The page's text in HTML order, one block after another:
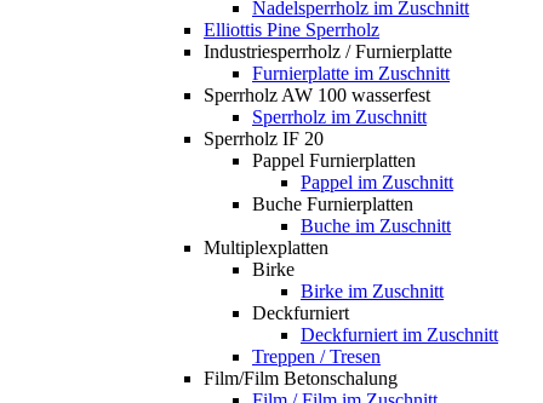
Nadelsperrholz im Zuschnitt
Elliottis Pine Sperrholz
Industriesperrholz / Furnierplatte
Furnierplatte im Zuschnitt
Sperrholz AW 100 wasserfest
Sperrholz im Zuschnitt
Sperrholz IF 20
Pappel Furnierplatten
Pappel im Zuschnitt
Buche Furnierplatten
Buche im Zuschnitt
Multiplexplatten
Birke
Birke im Zuschnitt
Deckfurniert
Deckfurniert im Zuschnitt
Treppen / Tresen
Film/Film Betonschalung